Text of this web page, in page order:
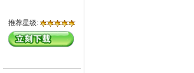
推荐星级: